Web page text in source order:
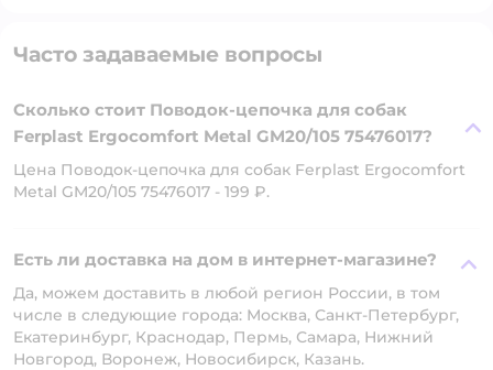
Часто задаваемые вопросы
Сколько стоит Поводок-цепочка для собак
Ferplast Ergocomfort Metal GM20/105 75476017?
Цена Поводок-цепочка для собак Ferplast Ergocomfort
Metal GM20/105 75476017 - 199 ₽.
Есть ли доставка на дом в интернет-магазине?
Да, можем доставить в любой регион России, в том
числе в следующие города: Москва, Санкт-Петербург,
Екатеринбург, Краснодар, Пермь, Самара, Нижний
Новгород, Воронеж, Новосибирск, Казань.